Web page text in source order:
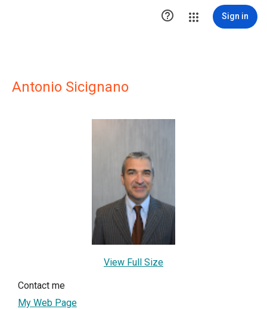
 Sign in
Antonio Sicignano
View Full Size
Contact me
My Web Page